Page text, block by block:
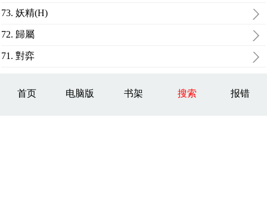
73. 妖精(H)
72. 歸屬
71. 對弈
首页 电脑版 书架 搜索 报错